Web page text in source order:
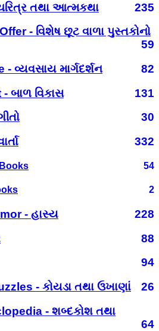
તથા આત્મકથા
235
- વિશેષ છૂટ વાળા પુસ્તકોનો
59
વ્યવસાય માર્ગદર્શન
82
બાળ વિકાસ
131
30
332
54
2
- હાસ્ય
228
88
94
- કોયડા તથા ઉખાણાં
26
- શબ્દકોશ તથા
64